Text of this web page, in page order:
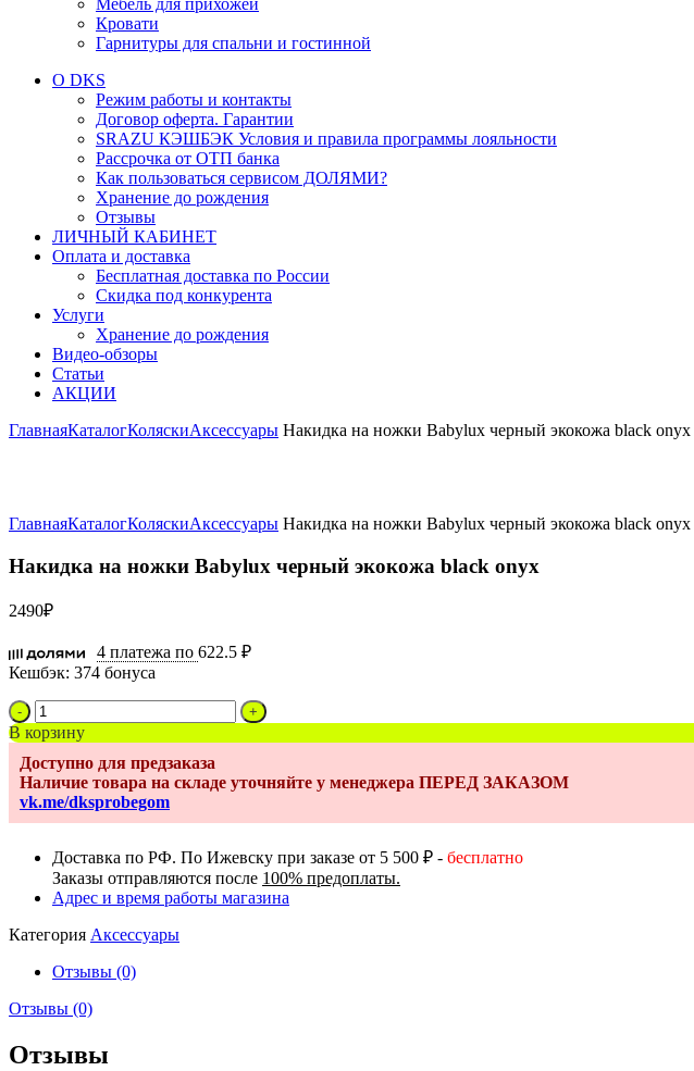
Мебель для прихожей
Кровати
Гарнитуры для спальни и гостинной
О DKS
Режим работы и контакты
Договор оферта. Гарантии
SRAZU КЭШБЭК Условия и правила программы лояльности
Рассрочка от ОТП банка
Как пользоваться сервисом ДОЛЯМИ?
Хранение до рождения
Отзывы
ЛИЧНЫЙ КАБИНЕТ
Оплата и доставка
Бесплатная доставка по России
Скидка под конкурента
Услуги
Хранение до рождения
Видео-обзоры
Статьи
АКЦИИ
ГлавнаяКаталогКоляскиАксессуары Накидка на ножки Babylux черный экокожа black onyx
ГлавнаяКаталогКоляскиАксессуары Накидка на ножки Babylux черный экокожа black onyx
Накидка на ножки Babylux черный экокожа black onyx
2490₽
4 платежа по 622.5 ₽
Кешбэк: 374 бонуса
Количество
товара
Накидка
на
ножки
Babylux
черный
black
onyx
В корзину
Доступно для предзаказа
Наличие товара на складе уточняйте у менеджера ПЕРЕД ЗАКАЗОМ
vk.me/dksprobegom
Доставка по РФ. По Ижевску при заказе от 5 500 ₽ - бесплатно
Заказы отправляются после 100% предоплаты.
Адрес и время работы магазина
Категория Аксессуары
Отзывы (0)
Отзывы (0)
Отзывы